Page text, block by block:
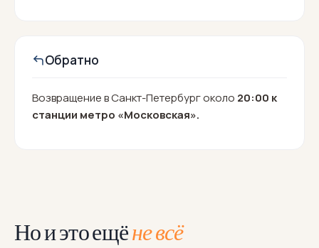
Обратно
Возвращение в Санкт-Петербург около 20:00 к
станции метро «Московская».
Но и это ещёне всё